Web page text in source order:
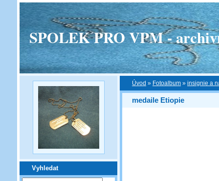
SPOLEK PRO VPM -
Vyhledat
Úvod » Fotoalbum » insignie a
medaile Etiopie